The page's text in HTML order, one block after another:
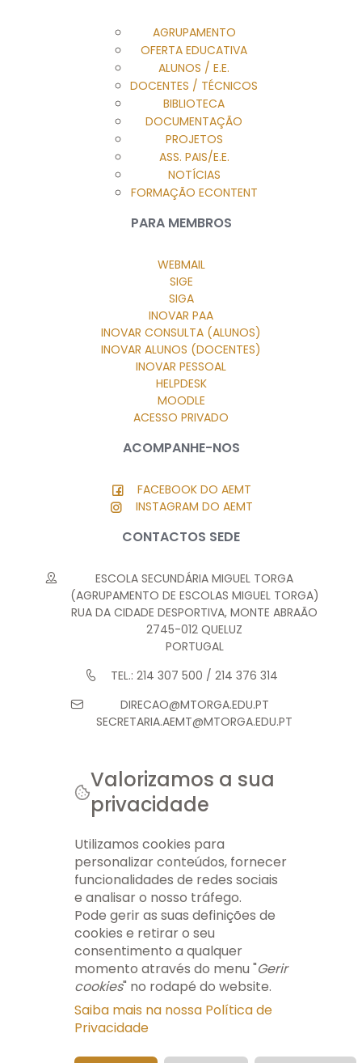
AGRUPAMENTO
OFERTA EDUCATIVA
ALUNOS / E.E.
DOCENTES / TÉCNICOS
BIBLIOTECA
DOCUMENTAÇÃO
PROJETOS
ASS. PAIS/E.E.
NOTÍCIAS
FORMAÇÃO ECONTENT
PARA MEMBROS
WEBMAIL
SIGE
SIGA
INOVAR PAA
INOVAR CONSULTA (ALUNOS)
INOVAR ALUNOS (DOCENTES)
INOVAR PESSOAL
HELPDESK
MOODLE
ACESSO PRIVADO
ACOMPANHE-NOS
FACEBOOK DO AEMT
INSTAGRAM DO AEMT
CONTACTOS SEDE
ESCOLA SECUNDÁRIA MIGUEL TORGA
(AGRUPAMENTO DE ESCOLAS MIGUEL TORGA)
RUA DA CIDADE DESPORTIVA, MONTE ABRAÃO
2745-012 QUELUZ
PORTUGAL
TEL.: 214 307 500 / 214 376 314
DIRECAO@MTORGA.EDU.PT
SECRETARIA.AEMT@MTORGA.EDU.PT
© 2026 AEMT. TODOS OS DIREITOS RESERVADOS.
Valorizamos a sua
privacidade
Utilizamos cookies para
personalizar conteúdos, fornecer
funcionalidades de redes sociais
e analisar o nosso tráfego.
Pode gerir as suas definições de
cookies e retirar o seu
consentimento a qualquer
momento através do menu "Gerir
cookies" no rodapé do website.
Saiba mais na nossa Política de
Privacidade